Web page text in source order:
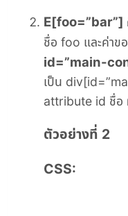
E[foo=”bar”]
ชื่อ foo และค่า
id=”main-
เป็น
attribute id ชื่อ
ตัวอย่างที่ 2
CSS: